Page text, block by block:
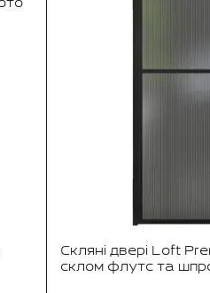
Скляні двері Loft
склом флутс та